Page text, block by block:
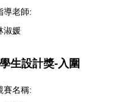
導老師:
淑媛
生設計獎-入圍
賽名稱: